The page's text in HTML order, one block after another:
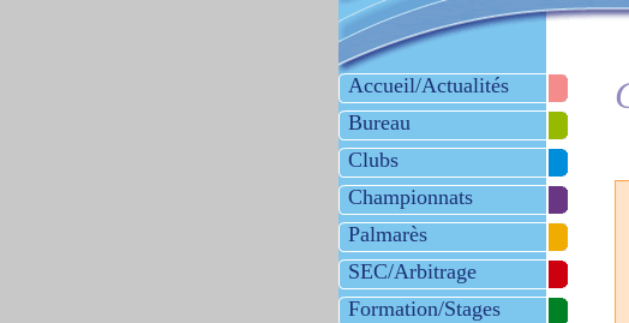
Accueil/Actualités
Bureau
Clubs
Championnats
Palmarès
SEC/Arbitrage
Formation/Stages